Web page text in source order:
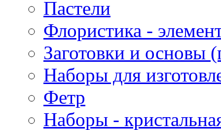
Пастели
Флористика -
Заготовки и основы
Наборы для
Фетр
Наборы -